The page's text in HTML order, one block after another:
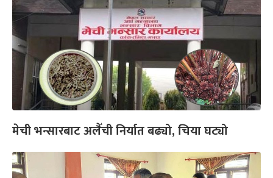
मेची भन्सारबाट अलैँची निर्यात बढ्यो, चिया घट्यो